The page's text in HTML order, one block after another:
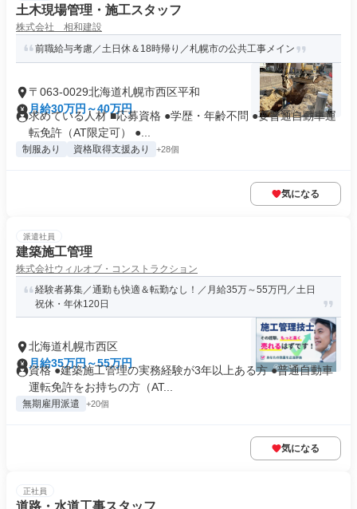
土木現場管理・施工スタッフ
株式会社 相和建設
前職給与考慮／土日休＆18時帰り／札幌市の公共工事メイン
〒063-0029北海道札幌市西区平和
月給30万円～40万円
求めている人材 ■応募資格 ●学歴・年齢不問 ●要普通自動車運
転免許（AT限定可） ●...
制服あり 資格取得支援あり +28個
気になる
派遣社員
建築施工管理
株式会社ウィルオブ・コンストラクション
経験者募集／通勤も快適＆転勤なし！／月給35万～55万円／土日
祝休・年休120日
北海道札幌市西区
月給35万円～55万円
資格 ●建築施工管理の実務経験が3年以上ある方 ●普通自動車
運転免許をお持ちの方（AT...
無期雇用派遣 +20個
気になる
正社員
道路・水道工事スタッフ